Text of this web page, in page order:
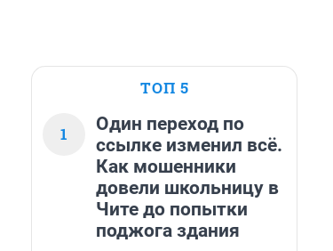
ТОП 5
1
Один переход по
ссылке изменил всё.
Как мошенники
довели школьницу в
Чите до попытки
поджога здания